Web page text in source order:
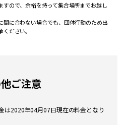
ので、余裕を持って集合場所までお越し
に合わない場合でも、団体行動のため出
ださい。
ご注意
は2020年04月07日現在の料金となり